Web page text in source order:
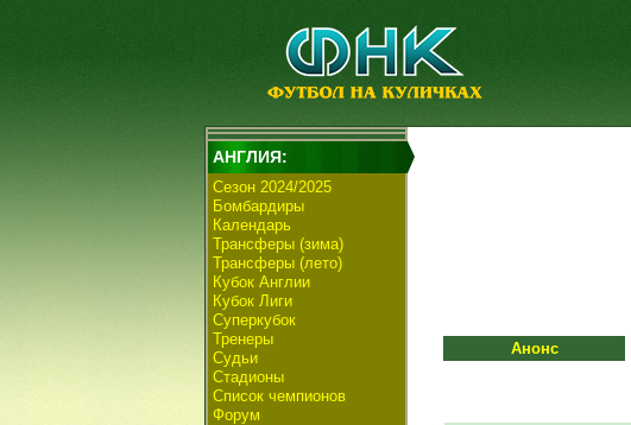
АНГЛИЯ:
Сезон 2024/2025
Бомбардиры
Календарь
Трансферы (зима)
Трансферы (лето)
Кубок Англии
Кубок Лиги
Суперкубок
Тренеры
Судьи
Стадионы
Список чемпионов
Форум
Анонс